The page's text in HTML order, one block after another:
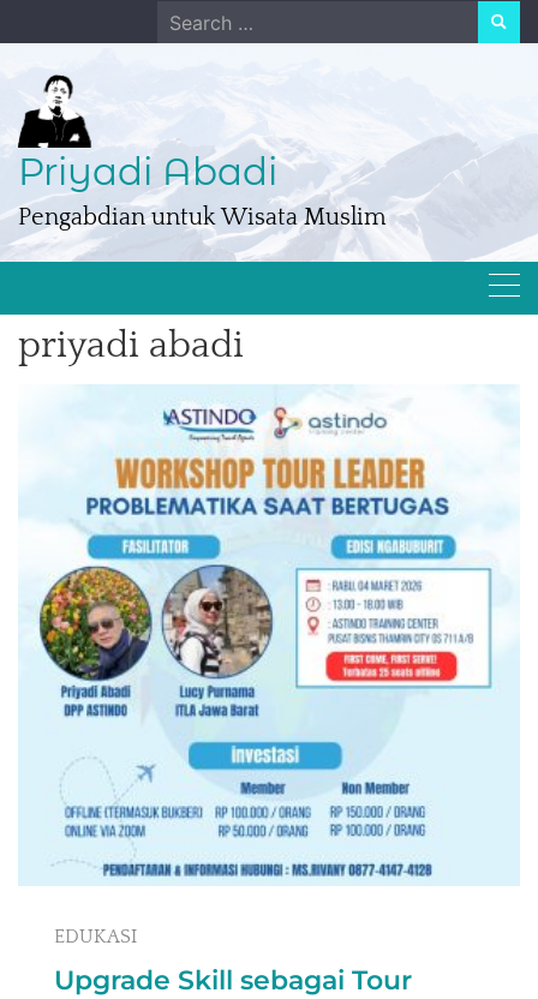
to
content
Search
for:
Priyadi Abadi
Pengabdian untuk Wisata Muslim
priyadi abadi
EDUKASI
Upgrade Skill sebagai Tour